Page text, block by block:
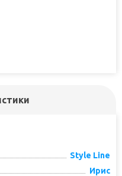
Style Line
Ирис